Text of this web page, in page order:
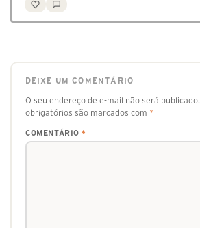
DEIXE UM COMENTÁRIO
O seu endereço de e-mail não será publicado.
obrigatórios são marcados com *
COMENTÁRIO *